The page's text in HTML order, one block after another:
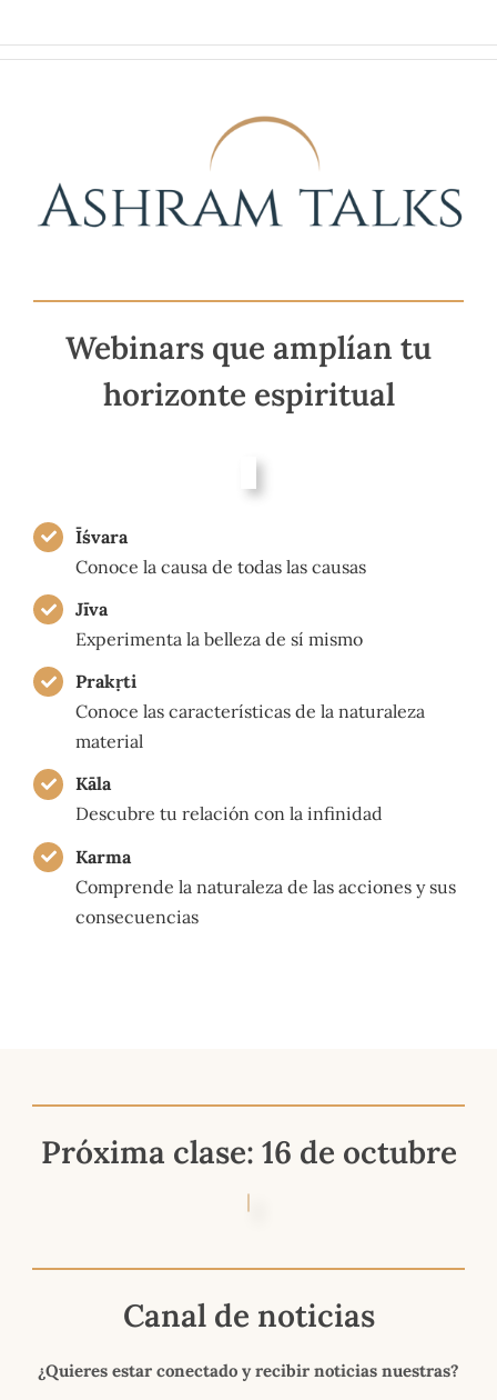
al
Webinars que amplían tu
horizonte espiritual
Īśvara
Conoce la causa de todas las causas
Jīva
Experimenta la belleza de sí mismo
Prakṛti
Conoce las características de la naturaleza
material
Kāla
Descubre tu relación con la infinidad
Karma
Comprende la naturaleza de las acciones y sus
consecuencias
Próxima clase: 16 de octubre
Canal de noticias
¿Quieres estar conectado y recibir noticias nuestras?